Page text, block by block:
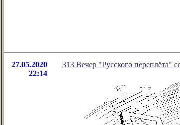
27.05.2020
22:14
313 Вечер "Русского переплёта"